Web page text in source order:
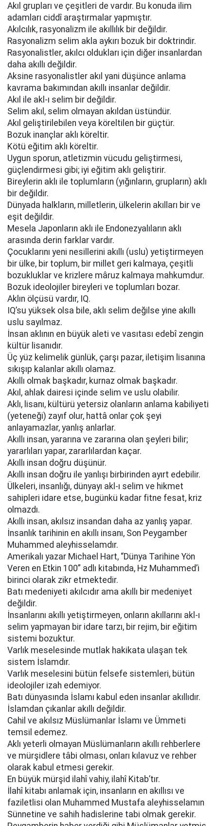
Akıl grupları ve çeşitleri de vardır. Bu konuda ilim
adamları ciddî araştırmalar yapmıştır.
Akılcılık, rasyonalizm ile akıllılık bir değildir.
Rasyonalizm selim akla aykırı bozuk bir doktrindir.
Rasyonalistler, akılcı oldukları için diğer insanlardan
daha akıllı değildir.
Aksine rasyonalistler akıl yani düşünce anlama
kavrama bakımından akıllı insanlar değildir.
Akıl ile akl-ı selim bir değildir.
Selim akıl, selim olmayan akıldan üstündür.
Akıl geliştirilebilen veya köreltilen bir güçtür.
Bozuk inançlar aklı köreltir.
Kötü eğitim aklı köreltir.
Uygun sporun, atletizmin vücudu geliştirmesi,
güçlendirmesi gibi; iyi eğitim aklı geliştirir.
Bireylerin aklı ile toplumların (yığınların, grupların) aklı
bir değildir.
Dünyada halkların, milletlerin, ülkelerin akılları bir ve
eşit değildir.
Mesela Japonların aklı ile Endonezyalıların aklı
arasında derin farklar vardır.
Çocuklarını yeni nesillerini akıllı (uslu) yetiştirmeyen
bir ülke, bir toplum, bir millet geri kalmaya, çeşitli
bozukluklar ve krizlere mâruz kalmaya mahkumdur.
Bozuk ideolojiler bireyleri ve toplumları bozar.
Aklın ölçüsü vardır, IQ.
IQ’su yüksek olsa bile, aklı selim değilse yine akıllı
uslu sayılmaz.
İnsan aklının en büyük aleti ve vasıtası edebî zengin
kültür lisanıdır.
Üç yüz kelimelik günlük, çarşı pazar, iletişim lisanına
sıkışıp kalanlar akıllı olamaz.
Akıllı olmak başkadır, kurnaz olmak başkadır.
Akıl, ahlak dairesi içinde selim ve uslu olabilir.
Aklı, lisanı, kültürü yetersiz olanların anlama kabiliyeti
(yeteneği) zayıf olur, hattâ onlar çok şeyi
anlayamazlar, yanlış anlarlar.
Akıllı insan, yararına ve zararına olan şeyleri bilir;
yararlıları yapar, zararlılardan kaçar.
Akıllı insan doğru düşünür.
Akıllı insan doğru ile yanlışı birbirinden ayırt edebilir.
Ülkeleri, insanlığı, dünyayı akl-ı selim ve hikmet
sahipleri idare etse, bugünkü kadar fitne fesat, kriz
olmazdı.
Akıllı insan, akılsız insandan daha az yanlış yapar.
İnsanlık tarihinin en akıllı insanı, Son Peygamber
Muhammed aleyhisselamdır.
Amerikalı yazar Michael Hart, “Dünya Tarihine Yön
Veren en Etkin 100” adlı kitabında, Hz Muhammed’i
birinci olarak zikr etmektedir.
Batı medeniyeti akılcıdır ama akıllı bir medeniyet
değildir.
İnsanlarını akıllı yetiştirmeyen, onların akıllarını akl-ı
selim yapmayan bir idare tarzı, bir rejim, bir eğitim
sistemi bozuktur.
Varlık meselesinde mutlak hakikata ulaşan tek
sistem İslamdır.
Varlık meselesini bütün felsefe sistemleri, bütün
ideolojiler izah edemiyor.
Batı dünyasında İslamı kabul eden insanlar akıllıdır.
İslamdan çıkanlar akıllı değildir.
Cahil ve akılsız Müslümanlar İslamı ve Ümmeti
temsil edemez.
Aklı yeterli olmayan Müslümanların akıllı rehberlere
ve mürşidlere tâbi olması, onları kılavuz ve rehber
olarak kabul etmesi gerekir.
En büyük mürşid ilahî vahiy, ilahî Kitab’tır.
İlahî kitabı anlamak için, insanların en akıllısı ve
faziletlisi olan Muhammed Mustafa aleyhisselamın
Sünnetine ve sahih hadislerine tabi olmak gerekir.